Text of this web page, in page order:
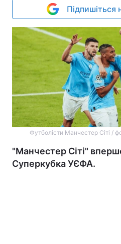
Підпишіться
Футболісти Манчестер Сіті /
"Манчестер Сіті"
Суперкубка УЄФА.